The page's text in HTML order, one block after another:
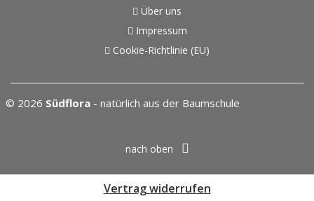
Über uns
Impressum
Cookie-Richtlinie (EU)
© 2026 Südflora- natürlich aus der Baumschule
nach oben
Vertrag widerrufen